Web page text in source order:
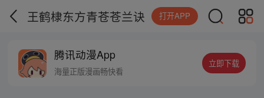
王鹤棣东方青苍苍兰诀 打开APP
腾讯动漫App
海量正版漫画畅快看
立即下载